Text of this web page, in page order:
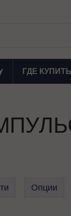
ГДЕ КУПИТЬ
Опции